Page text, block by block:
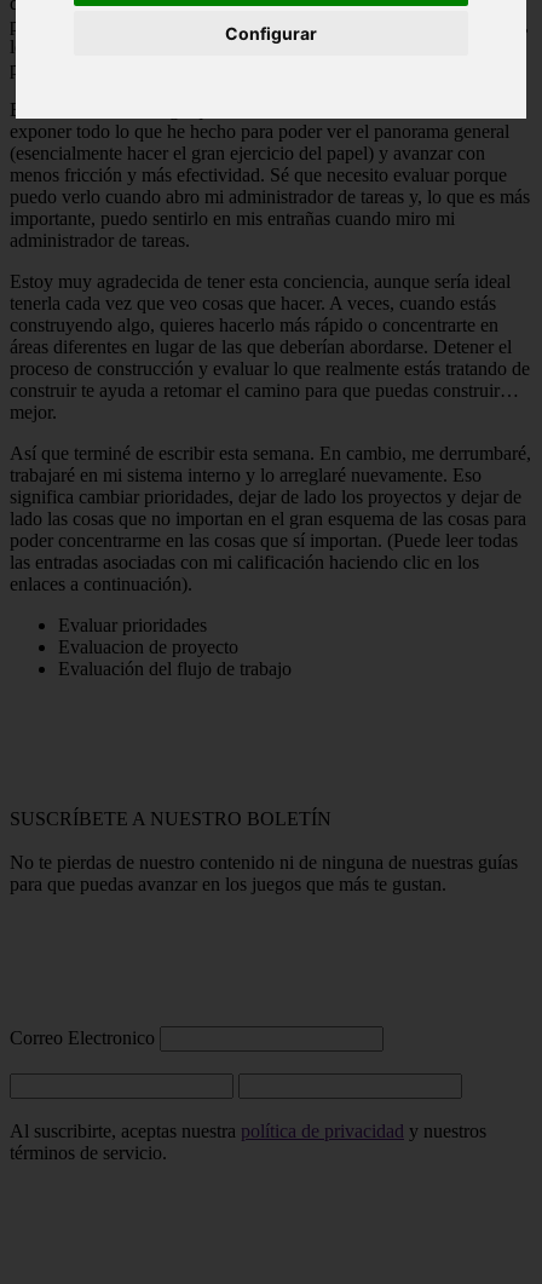
Configurar
publicación). Pero a lo que me enfrento es a la necesidad de evaluar,
lo que anula mi deseo de escribir algunas de las publicaciones más
profundas o técnicas que me gustaría escribir.
En este momento tengo que evaluar muchas cosas. Necesito
exponer todo lo que he hecho para poder ver el panorama general
(esencialmente hacer el gran ejercicio del papel) y avanzar con
menos fricción y más efectividad. Sé que necesito evaluar porque
puedo verlo cuando abro mi administrador de tareas y, lo que es más
importante, puedo sentirlo en mis entrañas cuando miro mi
administrador de tareas.
Estoy muy agradecida de tener esta conciencia, aunque sería ideal
tenerla cada vez que veo cosas que hacer. A veces, cuando estás
construyendo algo, quieres hacerlo más rápido o concentrarte en
áreas diferentes en lugar de las que deberían abordarse. Detener el
proceso de construcción y evaluar lo que realmente estás tratando de
construir te ayuda a retomar el camino para que puedas construir…
mejor.
Así que terminé de escribir esta semana. En cambio, me derrumbaré,
trabajaré en mi sistema interno y lo arreglaré nuevamente. Eso
significa cambiar prioridades, dejar de lado los proyectos y dejar de
lado las cosas que no importan en el gran esquema de las cosas para
poder concentrarme en las cosas que sí importan. (Puede leer todas
las entradas asociadas con mi calificación haciendo clic en los
enlaces a continuación).
Evaluar prioridades
Evaluacion de proyecto
Evaluación del flujo de trabajo
SUSCRÍBETE A NUESTRO BOLETÍN
No te pierdas de nuestro contenido ni de ninguna de nuestras guías
para que puedas avanzar en los juegos que más te gustan.
Correo Electronico
Al suscribirte, aceptas nuestra política de privacidad y nuestros
términos de servicio.